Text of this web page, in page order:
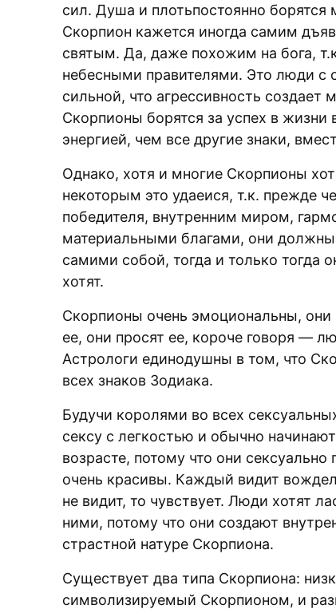
сил. Душа и плотьпостоянно
Скорпион кажется иногда самим
святым. Да, даже похожим на бога,
небесными правителями. Это люди с
сильной, что агрессивность создает
Скорпионы борятся за успех в
энергией, чем все другие знаки,
Однако, хотя и многие Скорпионы
некоторым это удаеися, т.к. прежде
победителя, внутренним миром,
материальными благами, они должны
самими собой, тогда и только тогда
хотят.
Скорпионы очень эмоциональны,
ее, они просят ее, короче говоря —
Астрологи единодушны в том, что
всех знаков Зодиака.
Будучи королями во всех
сексу с легкостью и обычно
возрасте, потому что они
очень красивы. Каждый видит
не видит, то чувствует. Люди хотят
ними, потому что они создают
страстной натуре Скорпиона.
Существует два типа Скорпиона:
символизируемый Скорпионом, и